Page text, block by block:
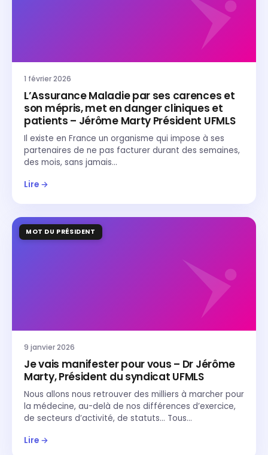
1 février 2026
L’Assurance Maladie par ses carences et
son mépris, met en danger cliniques et
patients – Jérôme Marty Président UFMLS
Il existe en France un organisme qui impose à ses
partenaires de ne pas facturer durant des semaines,
des mois, sans jamais…
Lire →
MOT DU PRÉSIDENT
9 janvier 2026
Je vais manifester pour vous – Dr Jérôme
Marty, Président du syndicat UFMLS
Nous allons nous retrouver des milliers à marcher pour
la médecine, au-delà de nos différences d’exercice,
de secteurs d’activité, de statuts… Tous…
Lire →